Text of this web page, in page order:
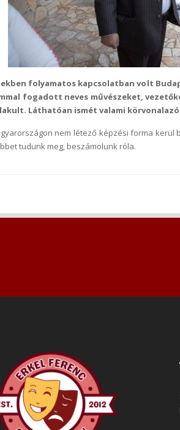
folyamatos kapcsolatban volt
fogadott neves művészeket,
Láthatóan ismét valami
nem létező képzési forma
tudunk meg, beszámolunk róla.